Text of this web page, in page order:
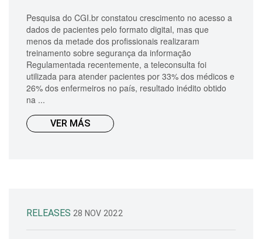
Pesquisa do CGI.br constatou crescimento no acesso a
dados de pacientes pelo formato digital, mas que
menos da metade dos profissionais realizaram
treinamento sobre segurança da informação
Regulamentada recentemente, a teleconsulta foi
utilizada para atender pacientes por 33% dos médicos e
26% dos enfermeiros no país, resultado inédito obtido
na ...
VER MÁS
RELEASES 28 NOV 2022